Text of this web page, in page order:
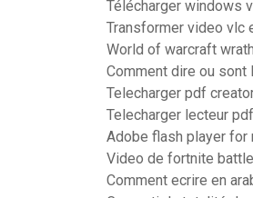
Télécharger windows
Transformer video vlc
World of warcraft
Comment dire ou
Telecharger pdf
Telecharger lecteur
Adobe flash player for
Video de fortnite
Comment ecrire en